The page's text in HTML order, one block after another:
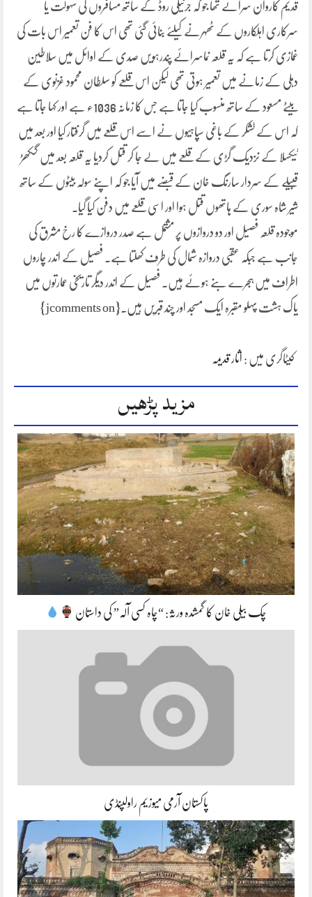
قدیم کاروان سرائے تھا جو کہ جرنیلی روڈ کے ساتھ مسافروں کی سہولت یا
سرکاری اہلکاروں کے ٹھہرنے کیلئے بنائی گئی تھی اس کا فن تعمیر اس بات کی
غمازی کرتا ہے کہ یہ قلعہ نماسرائے پندرہویں صدی کے اوائل میں سلاطین
دہلی کے زمانے میں تعمیر ہوتی تھی لیکن اس قلعے کو سلطان محمود غزنوی کے
بیٹے مسعود کے ساتھ منسوب کیا جاتا ہے جس کا زمانہ 1036ء ہے اور کہا جاتا ہے
کہ اس کے لشکر کے باغی سپاہیوں نے اسے اس قلعے میں گرفتار کیا اور بعد میں
ٹیکسلا کے نزدیک گڑی کے قلعے میں لے جا کر قتل کردیا یہ قلعہ بعد میں گکھڑ
قبیلے کے سردار سارنگ خان کے قبضے میں آیا جو کہ اپنے سولہ بیٹوں کے ساتھ
شیر شاہ سوری کے ہاتھوں قتل ہوا اور اسی قلعے میں دفن کیا گیا۔
موجودہ قلعہ فصیل اور دو دروازوں پر مشتمل ہے صدر دروازے کا رخ مشرق کی
جانب ہے جبکہ عقبی دروازہ شمال کی طرف کھلتا ہے۔ فصیل کے اندر چاروں
اطراف میں ہجرے بنے ہوئے ہیں۔ فصیل کے اندر دیگر تاریخی عمارتوں میں
یاک ہشت پہلو مقبرہ ایک مسجد اور چند قبریں ہیں۔{jcomments on}
کیٹاگری میں : اثار قدیمہ
مزید پڑھیں
چک بیلی خان کا گمشدہ ورثہ: “چاہ کسی آلہ” کی داستان
پاکستان آرمی میوزیم راولپنڈی